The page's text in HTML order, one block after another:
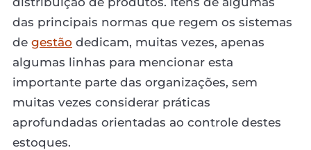
das principais normas que regem os sistemas
de gestão dedicam, muitas vezes, apenas
algumas linhas para mencionar esta
importante parte das organizações, sem
muitas vezes considerar práticas
aprofundadas orientadas ao controle destes
estoques.